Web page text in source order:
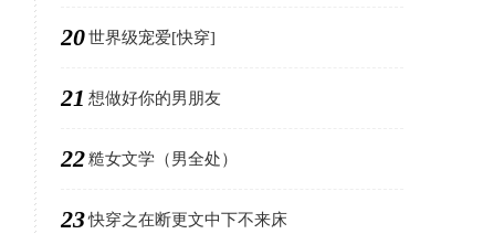
20世界级宠爱[快穿]
21 想做好你的男朋友
22糙女文学（男全处）
23快穿之在断更文中下不来床